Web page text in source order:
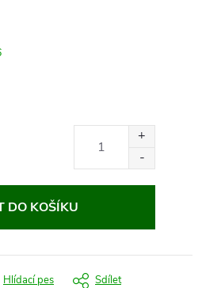
DO KOŠÍKU
Hlídací pes Sdílet